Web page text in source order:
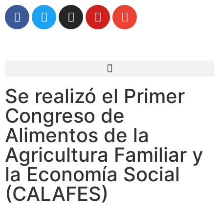
Se realizó el Primer
Congreso de
Alimentos de la
Agricultura Familiar y
la Economía Social
(CALAFES)